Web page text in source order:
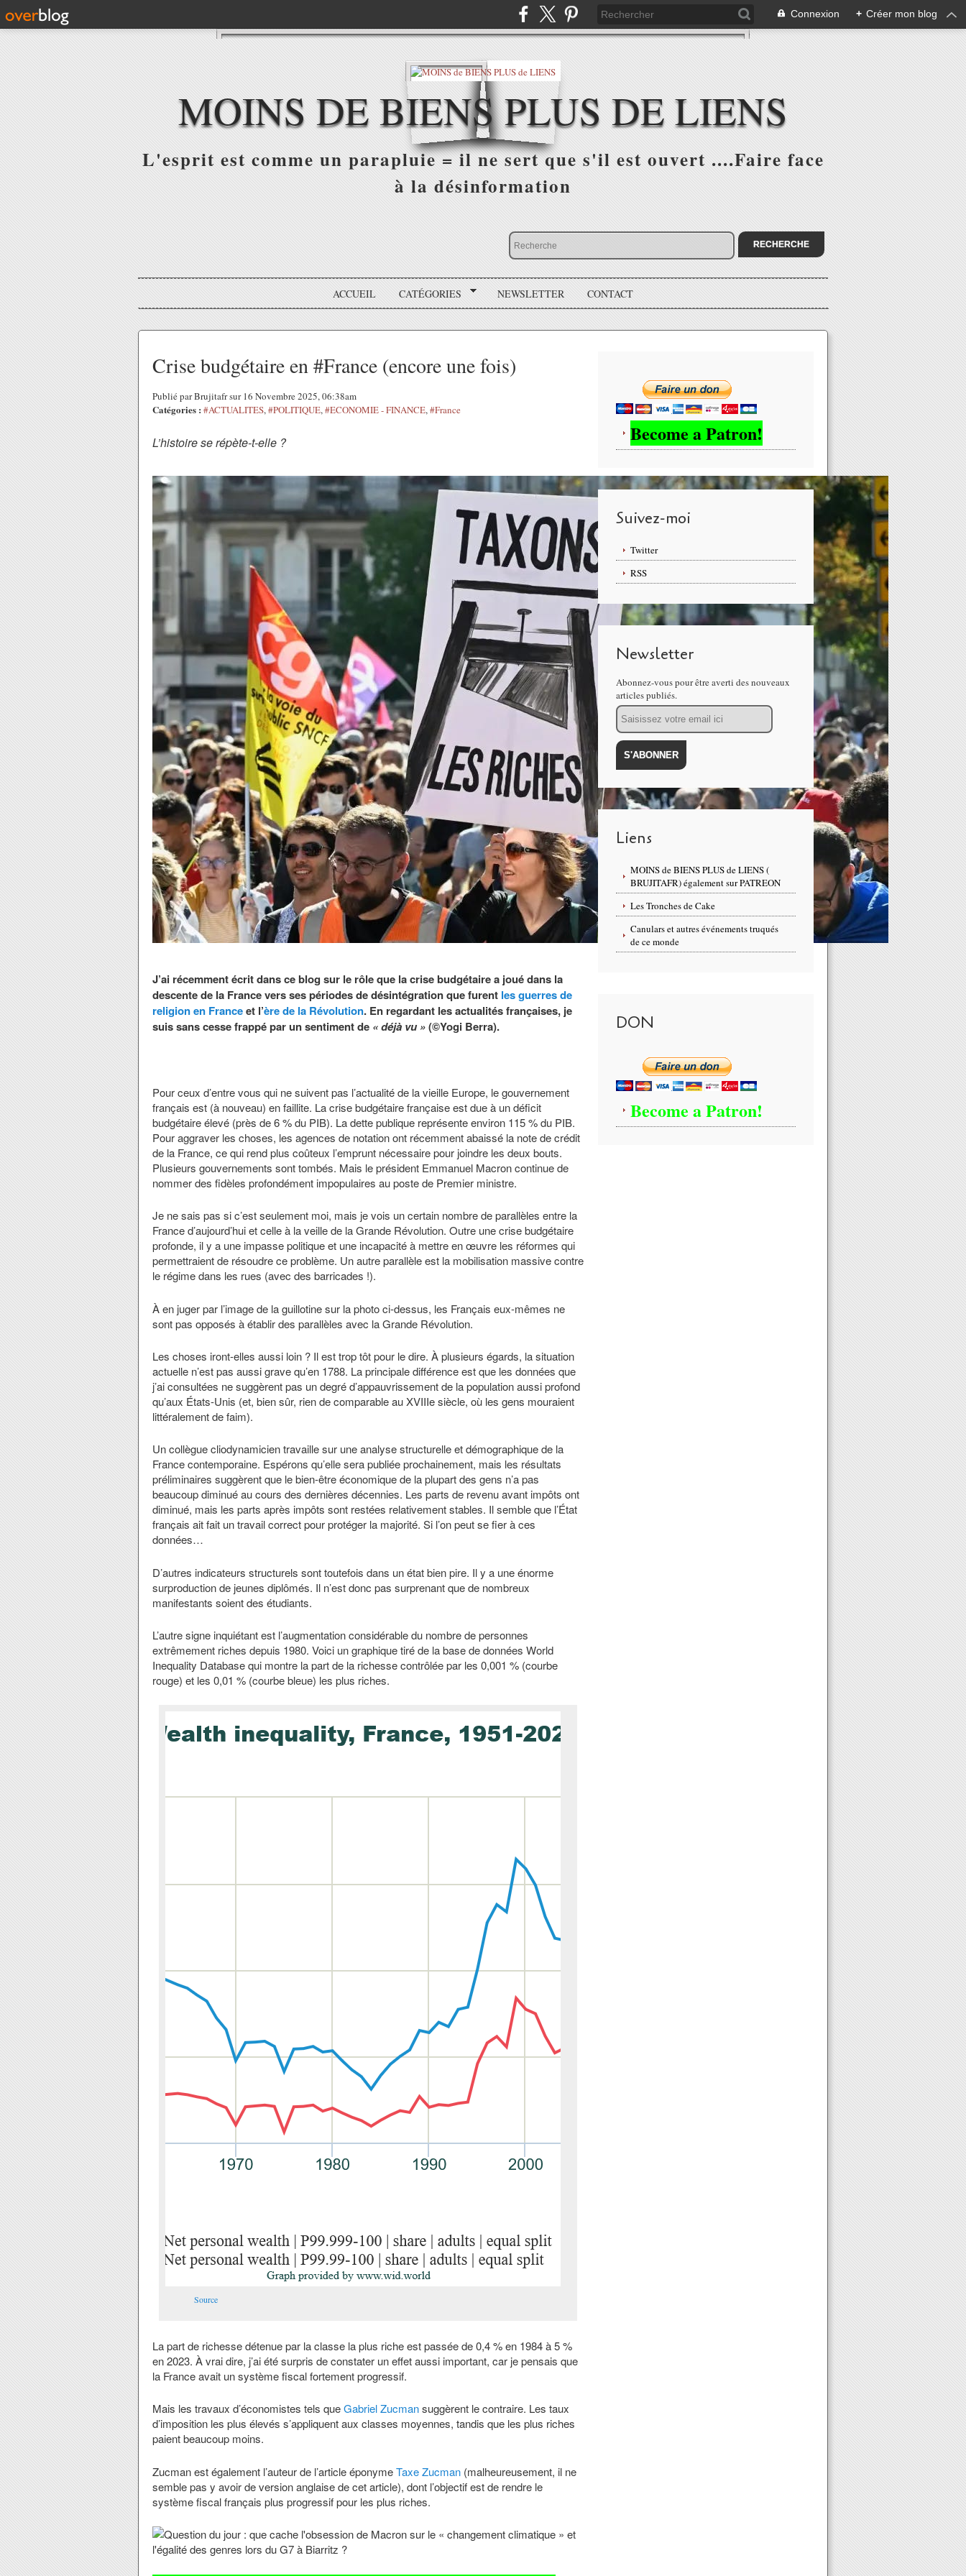
Connexion + Créer mon blog
MOINS DE BIENS PLUS DE LIENS
L'esprit est comme un parapluie = il ne sert que s'il est ouvert ....Faire face
à la désinformation
ACCUEIL CATÉGORIES NEWSLETTER CONTACT
Crise budgétaire en #France (encore une fois)
Publié par Brujitafr sur 16 Novembre 2025, 06:38am
Catégories : #ACTUALITES,#POLITIQUE,#ECONOMIE - FINANCE,#France
L’histoire se répète-t-elle ?
J’ai récemment écrit dans ce blog sur le rôle que la crise budgétaire a joué dans la
descente de la France vers ses périodes de désintégration que furent les guerres de
religion en Franceet l’ère de la Révolution. En regardant les actualités françaises, je
suis sans cesse frappé par un sentiment de « déjà vu »(©Yogi Berra).
Pour ceux d’entre vous qui ne suivent pas l’actualité de la vieille Europe, le gouvernement
français est (à nouveau) en faillite. La crise budgétaire française est due à un déficit
budgétaire élevé (près de 6 % du PIB). La dette publique représente environ 115 % du PIB.
Pour aggraver les choses, les agences de notation ont récemment abaissé la note de crédit
de la France, ce qui rend plus coûteux l’emprunt nécessaire pour joindre les deux bouts.
Plusieurs gouvernements sont tombés. Mais le président Emmanuel Macron continue de
nommer des fidèles profondément impopulaires au poste de Premier ministre.
Je ne sais pas si c’est seulement moi, mais je vois un certain nombre de parallèles entre la
France d’aujourd’hui et celle à la veille de la Grande Révolution. Outre une crise budgétaire
profonde, il y a une impasse politique et une incapacité à mettre en œuvre les réformes qui
permettraient de résoudre ce problème. Un autre parallèle est la mobilisation massive contre
le régime dans les rues (avec des barricades !).
À en juger par l’image de la guillotine sur la photo ci-dessus, les Français eux-mêmes ne
sont pas opposés à établir des parallèles avec la Grande Révolution.
Les choses iront-elles aussi loin ? Il est trop tôt pour le dire. À plusieurs égards, la situation
actuelle n’est pas aussi grave qu’en 1788. La principale différence est que les données que
j’ai consultées ne suggèrent pas un degré d’appauvrissement de la population aussi profond
qu’aux États-Unis (et, bien sûr, rien de comparable au XVIIIe siècle, où les gens mouraient
littéralement de faim).
Un collègue cliodynamicien travaille sur une analyse structurelle et démographique de la
France contemporaine. Espérons qu’elle sera publiée prochainement, mais les résultats
préliminaires suggèrent que le bien-être économique de la plupart des gens n’a pas
beaucoup diminué au cours des dernières décennies. Les parts de revenu avant impôts ont
diminué, mais les parts après impôts sont restées relativement stables. Il semble que l’État
français ait fait un travail correct pour protéger la majorité. Si l’on peut se fier à ces
données…
D’autres indicateurs structurels sont toutefois dans un état bien pire. Il y a une énorme
surproduction de jeunes diplômés. Il n’est donc pas surprenant que de nombreux
manifestants soient des étudiants.
L’autre signe inquiétant est l’augmentation considérable du nombre de personnes
extrêmement riches depuis 1980. Voici un graphique tiré de la base de données World
Inequality Database qui montre la part de la richesse contrôlée par les 0,001 % (courbe
rouge) et les 0,01 % (courbe bleue) les plus riches.
Source
La part de richesse détenue par la classe la plus riche est passée de 0,4 % en 1984 à 5 %
en 2023. À vrai dire, j’ai été surpris de constater un effet aussi important, car je pensais que
la France avait un système fiscal fortement progressif.
Mais les travaux d’économistes tels queGabriel Zucmansuggèrent le contraire. Les taux
d’imposition les plus élevés s’appliquent aux classes moyennes, tandis que les plus riches
paient beaucoup moins.
Zucman est également l’auteur de l’article éponymeTaxe Zucman (malheureusement, il ne
semble pas y avoir de version anglaise de cet article), dont l’objectif est de rendre le
système fiscal français plus progressif pour les plus riches.
Become a Patron!
Suivez-moi
Twitter
RSS
Newsletter
Abonnez-vous pour être averti des nouveaux
articles publiés.
Email
Liens
MOINS de BIENS PLUS de LIENS (
BRUJITAFR) également sur PATREON
Les Tronches de Cake
Canulars et autres événements truqués
de ce monde
DON
Become a Patron!